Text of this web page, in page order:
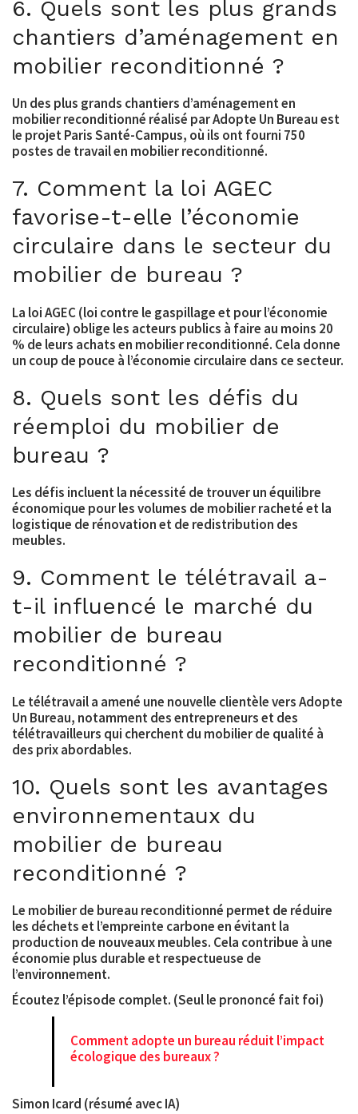
6. Quels sont les plus grands
chantiers d’aménagement en
mobilier reconditionné ?
Un des plus grands chantiers d’aménagement en
mobilier reconditionné réalisé par Adopte Un Bureau est
le projet Paris Santé-Campus, où ils ont fourni 750
postes de travail en mobilier reconditionné.
7. Comment la loi AGEC
favorise-t-elle l’économie
circulaire dans le secteur du
mobilier de bureau ?
La loi AGEC (loi contre le gaspillage et pour l’économie
circulaire) oblige les acteurs publics à faire au moins 20
% de leurs achats en mobilier reconditionné. Cela donne
un coup de pouce à l’économie circulaire dans ce secteur.
8. Quels sont les défis du
réemploi du mobilier de
bureau ?
Les défis incluent la nécessité de trouver un équilibre
économique pour les volumes de mobilier racheté et la
logistique de rénovation et de redistribution des
meubles.
9. Comment le télétravail a-
t-il influencé le marché du
mobilier de bureau
reconditionné ?
Le télétravail a amené une nouvelle clientèle vers Adopte
Un Bureau, notamment des entrepreneurs et des
télétravailleurs qui cherchent du mobilier de qualité à
des prix abordables.
10. Quels sont les avantages
environnementaux du
mobilier de bureau
reconditionné ?
Le mobilier de bureau reconditionné permet de réduire
les déchets et l’empreinte carbone en évitant la
production de nouveaux meubles. Cela contribue à une
économie plus durable et respectueuse de
l’environnement.
Écoutez l’épisode complet. (Seul le prononcé fait foi)
Comment adopte un bureau réduit l’impact
écologique des bureaux ?
Simon Icard (résumé avec IA)